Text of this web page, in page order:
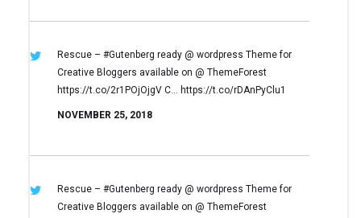
Rescue – #Gutenberg ready @ wordpress Theme for
Creative Bloggers available on @ ThemeForest
https://t.co/2r1POjOjgV C… https://t.co/rDAnPyClu1
NOVEMBER 25, 2018
Rescue – #Gutenberg ready @ wordpress Theme for
Creative Bloggers available on @ ThemeForest